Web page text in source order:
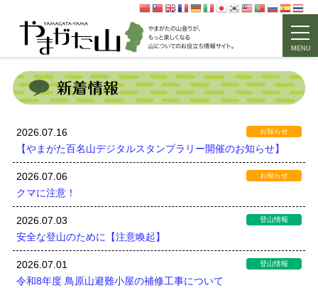
MENU
2026.07.16 お知らせ
【やまがた百名山デジタルスタンプラリー開催のお知らせ】
2026.07.06 お知らせ
クマに注意！
2026.07.03 登山情報
安全な登山のために【注意喚起】
2026.07.01 登山情報
令和8年度 鳥原山避難小屋の補修工事について